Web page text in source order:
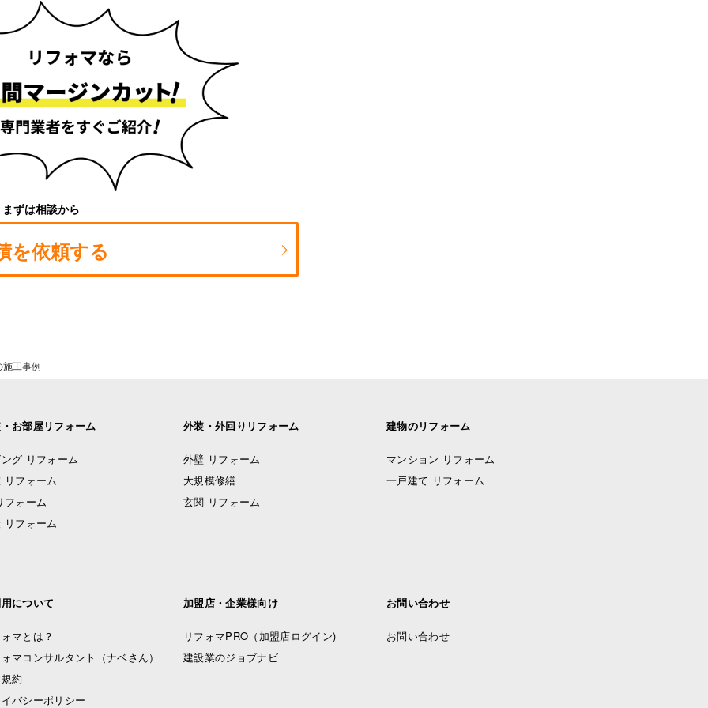
まずは相談から
を依頼する
工事例
お部屋リフォーム
グ リフォーム
リフォーム
フォーム
リフォーム
外装・外回りリフォーム
外壁 リフォーム
大規模修繕
玄関 リフォーム
建物のリフォーム
マンション リフォーム
一戸建て リフォーム
について
マとは？
マコンサルタント（ナベさん）
約
バシーポリシー
加盟店・企業様向け
リフォマPRO （加盟店ログイン)
建設業のジョブナビ
お問い合わせ
お問い合わせ